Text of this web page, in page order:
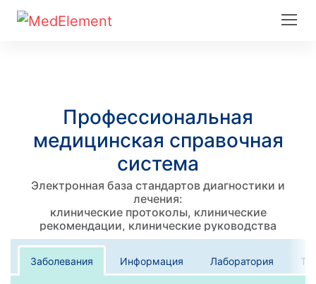
Профессиональная
медицинская справочная
система
Электронная база стандартов диагностики и
лечения:
клинические протоколы, клинические
рекомендации, клинические руководства
Заболевания Информация Лаборатория